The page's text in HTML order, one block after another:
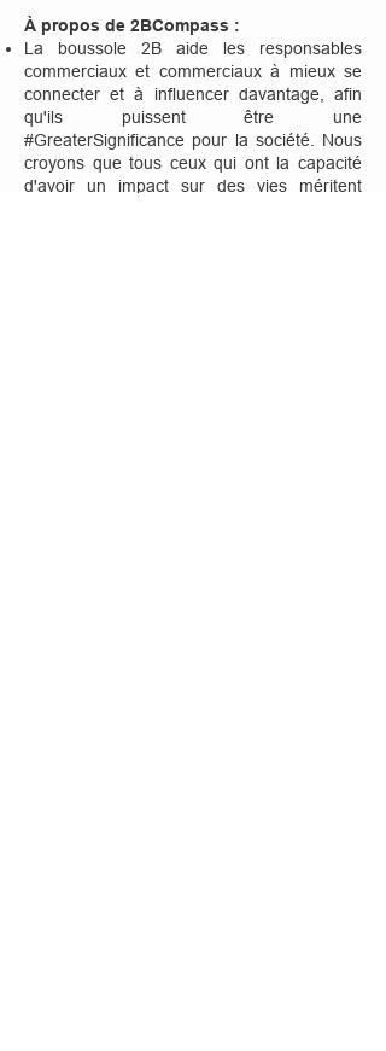
À propos de 2BCompass :
La boussole 2B aide les responsables
commerciaux et commerciaux à mieux se
connecter et à influencer davantage, afin
qu'ils puissent être une
#GreaterSignificance pour la société. Nous
croyons que tous ceux qui ont la capacité
d'avoir un impact sur des vies méritent